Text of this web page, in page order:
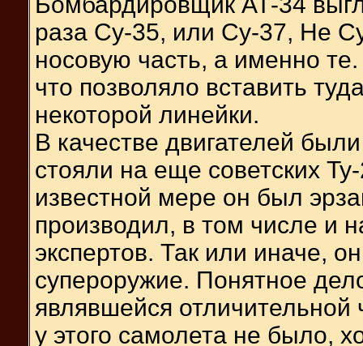
раза Су-35, или Су-37, Не
носовую часть, а именно
что позволяло вставить
некоторой линейки.
В качестве двигателей
стояли на еще советских
известной мере он был
производил, в том числе и
экспертов. Так или иначе,
супероружие. Понятное
являвшейся
у этого самолета не было,